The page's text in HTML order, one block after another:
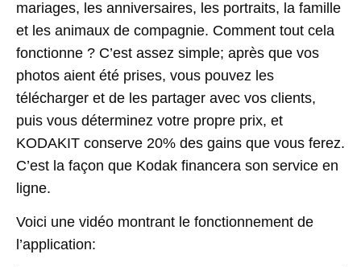
mariages, les anniversaires, les portraits, la famille
et les animaux de compagnie. Comment tout cela
fonctionne ? C’est assez simple; après que vos
photos aient été prises, vous pouvez les
télécharger et de les partager avec vos clients,
puis vous déterminez votre propre prix, et
KODAKIT conserve 20% des gains que vous ferez.
C’est la façon que Kodak financera son service en
ligne.
Voici une vidéo montrant le fonctionnement de
l’application: